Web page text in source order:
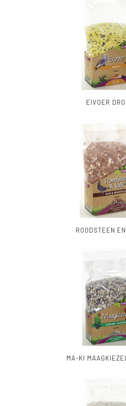
EIVOER
ROODSTEEN
MA-KI